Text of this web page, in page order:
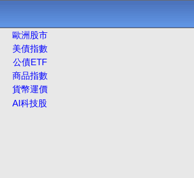
歐洲股市
美債指數
公債ETF
商品指數
貨幣運價
AI科技股